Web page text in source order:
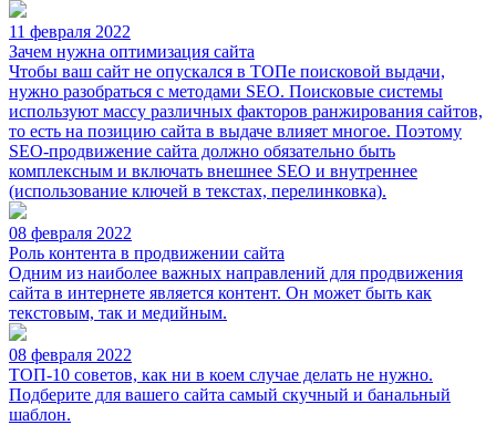
11 февраля 2022
Зачем нужна оптимизация сайта
Чтобы ваш сайт не опускался в ТОПе поисковой выдачи,
нужно разобраться с методами SEO. Поисковые системы
используют массу различных факторов ранжирования сайтов,
то есть на позицию сайта в выдаче влияет многое. Поэтому
SEO-продвижение сайта должно обязательно быть
комплексным и включать внешнее SEO и внутреннее
(использование ключей в текстах, перелинковка).
08 февраля 2022
Роль контента в продвижении сайта
Одним из наиболее важных направлений для продвижения
сайта в интернете является контент. Он может быть как
текстовым, так и медийным.
08 февраля 2022
ТОП-10 советов, как ни в коем случае делать не нужно.
Подберите для вашего сайта самый скучный и банальный
шаблон.